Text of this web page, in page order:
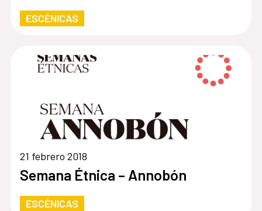
ESCÉNICAS
21 febrero 2018
Semana Étnica – Annobón
ESCÉNICAS